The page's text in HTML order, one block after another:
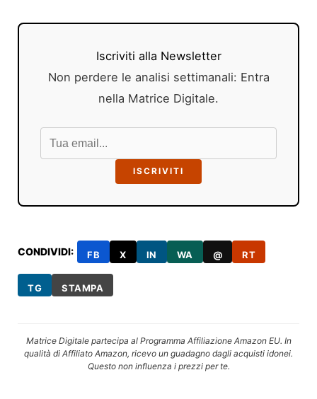
Iscriviti alla Newsletter
Non perdere le analisi settimanali: Entra
nella Matrice Digitale.
ISCRIVITI
CONDIVIDI: FB X IN WA @ RT
TG STAMPA
Matrice Digitale partecipa al Programma Affiliazione Amazon EU. In
qualità di Affiliato Amazon, ricevo un guadagno dagli acquisti idonei.
Questo non influenza i prezzi per te.